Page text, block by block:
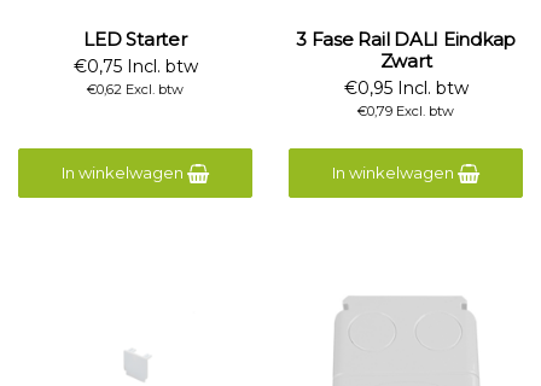
LED Starter
€0,75 Incl. btw
€0,62 Excl. btw
In winkelwagen
3 Fase Rail DALI Eindkap
Zwart
€0,95 Incl. btw
€0,79 Excl. btw
In winkelwagen